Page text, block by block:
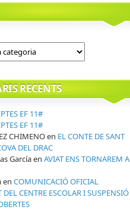
RECENTS
EF 11#
EF 11#
CHIMENOen EL CONTE DE SANT
DEL DRAC
Garcíaen AVIAT ENS TORNAREM A
en COMUNICACIÓ OFICIAL
CENTRE ESCOLAR I SUSPENSIÓ